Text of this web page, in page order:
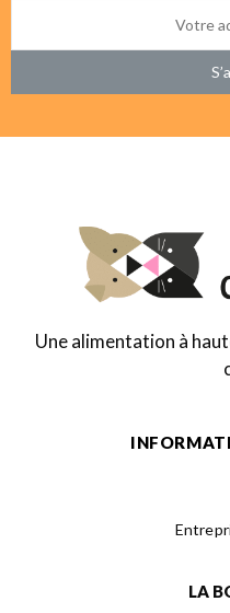
Une alimentation à
LA